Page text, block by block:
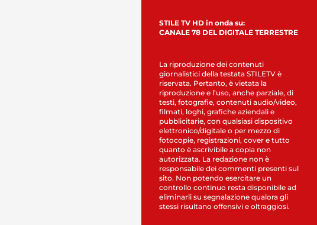
STILE TV HD in onda su:
CANALE 78 DEL DIGITALE TERRESTRE
La riproduzione dei contenuti
giornalistici della testata STILETV è
riservata. Pertanto, è vietata la
riproduzione e l’uso, anche parziale, di
testi, fotografie, contenuti audio/video,
filmati, loghi, grafiche aziendali e
pubblicitarie, con qualsiasi dispositivo
elettronico/digitale o per mezzo di
fotocopie, registrazioni, cover e tutto
quanto è ascrivibile a copia non
autorizzata. La redazione non è
responsabile dei commenti presenti sul
sito. Non potendo esercitare un
controllo continuo resta disponibile ad
eliminarli su segnalazione qualora gli
stessi risultano offensivi e oltraggiosi.